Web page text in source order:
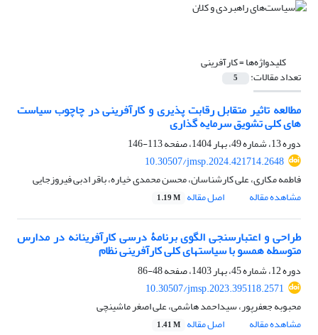
کلیدواژه‌ها =کارآفرینی
تعداد مقالات: 5
مطالعه تاثیر متقابل رقابت پذیری و کارآفرینی در چاچوب سیاست
های کلی تشویق سرمایه گذاری
دوره 13، شماره 49، بهار 1404، صفحه
113-146
10.30507/jmsp.2024.421714.2648
فاطمه مکاری، علی کارشناسان، محسن محمدی خیاره، باقر ادبی فیروزجایی
مشاهده مقاله
اصل مقاله 1.19 M
طراحی و اعتبارسنجی الگوی برنامۀ درسی کارآفرینانه در مدارس
متوسطه همسو با سیاست‏های کلی کارآفرینی نظام
دوره 12، شماره 45، بهار 1403، صفحه
48-86
10.30507/jmsp.2023.395118.2571
محبوبه جعفرپور، سیداحمد هاشمی، علی اصغر ماشینچی
مشاهده مقاله
اصل مقاله 1.41 M